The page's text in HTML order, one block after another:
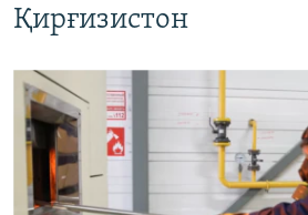
Қирғизистон